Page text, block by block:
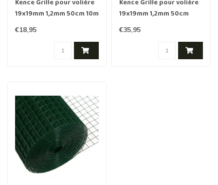
Kence Grille pour volière
19x19mm 1,2mm 50cm 10m
vert
€18,95
Kence Grille pour volière
19x19mm 1,2mm 50cm
25m vert
€35,95